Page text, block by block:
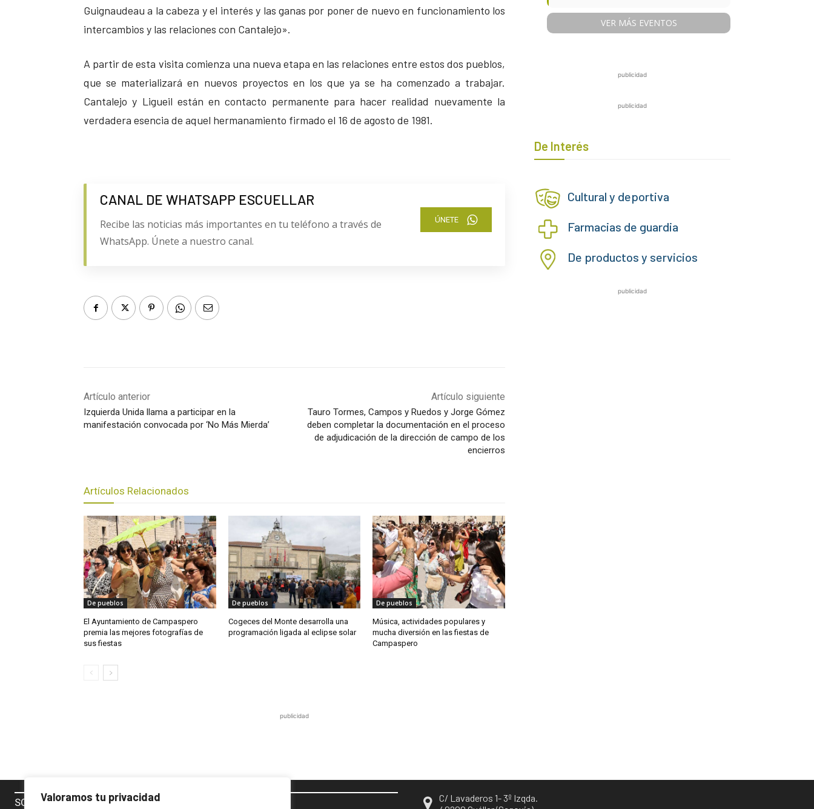
Valoramos tu privacidad
Guignaudeau a la cabeza y el interés y las ganas por poner de nuevo en funcionamiento los
intercambios y las relaciones con Cantalejo».
A partir de esta visita comienza una nueva etapa en las relaciones entre estos dos pueblos,
que se materializará en nuevos proyectos en los que ya se ha comenzado a trabajar.
Cantalejo y Ligueil están en contacto permanente para hacer realidad nuevamente la
verdadera esencia de aquel hermanamiento firmado el 16 de agosto de 1981.
CANAL DE WHATSAPP ESCUELLAR
Recibe las noticias más importantes en tu teléfono a través de
WhatsApp. Únete a nuestro canal.
ÚNETE
Artículo anterior
Izquierda Unida llama a participar en la
manifestación convocada por ‘No Más Mierda’
Artículo siguiente
Tauro Tormes, Campos y Ruedos y Jorge Gómez
deben completar la documentación en el proceso
de adjudicación de la dirección de campo de los
encierros
Artículos Relacionados
De pueblos
El Ayuntamiento de Campaspero
premia las mejores fotografías de
sus fiestas
De pueblos
Cogeces del Monte desarrolla una
programación ligada al eclipse solar
De pueblos
Música, actividades populares y
mucha diversión en las fiestas de
Campaspero
publicidad
VER MÁS EVENTOS
publicidad
publicidad
De Interés
Cultural y deportiva
Farmacias de guardia
De productos y servicios
publicidad
SOBRE NOSOTROS
C/ Lavaderos 1- 3º Izqda.